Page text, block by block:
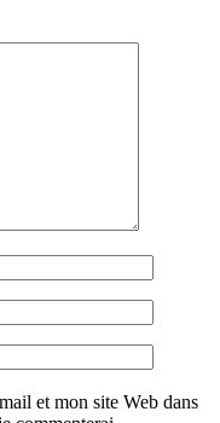
et mon site Web dans